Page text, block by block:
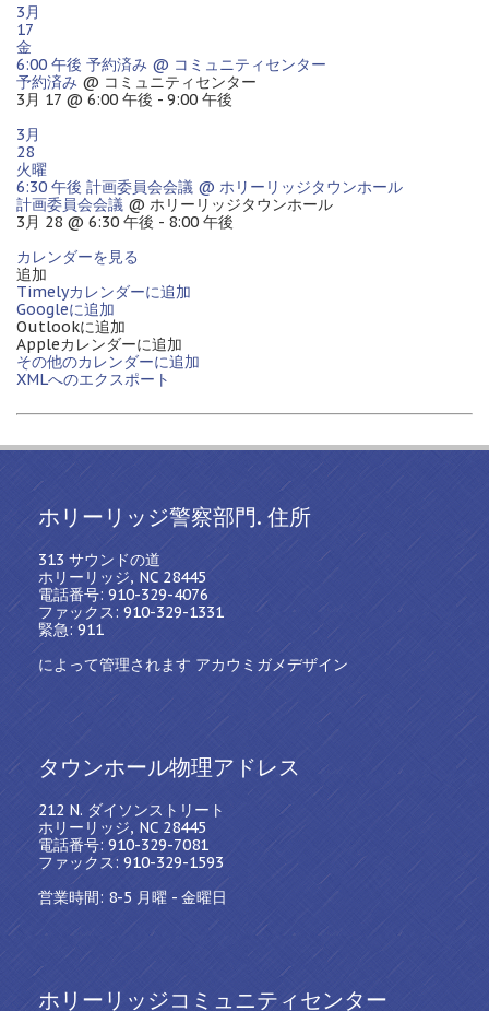
3月
17
金
6:00 午後予約済み @ コミュニティセンター
予約済み @ コミュニティセンター
3月 17 @ 6:00 午後 - 9:00 午後
3月
28
火曜
6:30 午後計画委員会会議 @ ホリーリッジタウンホール
計画委員会会議 @ ホリーリッジタウンホール
3月 28 @ 6:30 午後 - 8:00 午後
カレンダーを見る
追加
Timelyカレンダーに追加
Googleに追加
Outlookに追加
Appleカレンダーに追加
その他のカレンダーに追加
XMLへのエクスポート
ホリーリッジ警察部門. 住所
313 サウンドの道
ホリーリッジ, NC 28445
電話番号: 910-329-4076
ファックス: 910-329-1331
緊急: 911
によって管理されます アカウミガメデザイン
タウンホール物理アドレス
212 N. ダイソンストリート
ホリーリッジ, NC 28445
電話番号: 910-329-7081
ファックス: 910-329-1593
営業時間: 8-5 月曜 - 金曜日
ホリーリッジコミュニティセンター